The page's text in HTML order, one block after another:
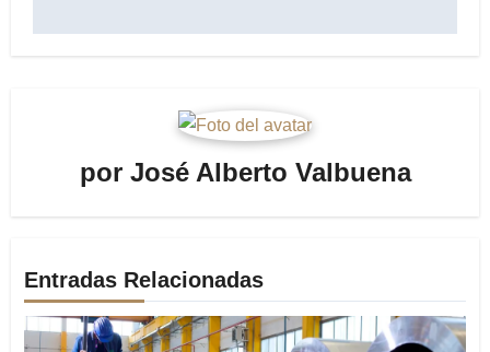
por José Alberto Valbuena
Entradas Relacionadas